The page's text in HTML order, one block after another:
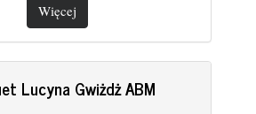
Więcej
Lucyna Gwiżdż ABM